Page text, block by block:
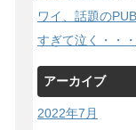
ワイ、話題の
すぎて泣く・・・
アーカイブ
2022年7月